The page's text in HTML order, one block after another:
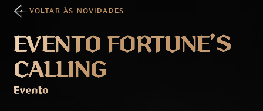
VOLTAR ÀS NOVIDADES
EVENTO FORTUNE’S
CALLING
Evento